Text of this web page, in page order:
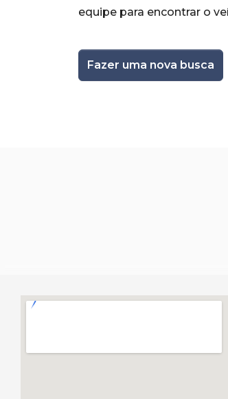
equipe para encontrar o
Fazer uma nova busca